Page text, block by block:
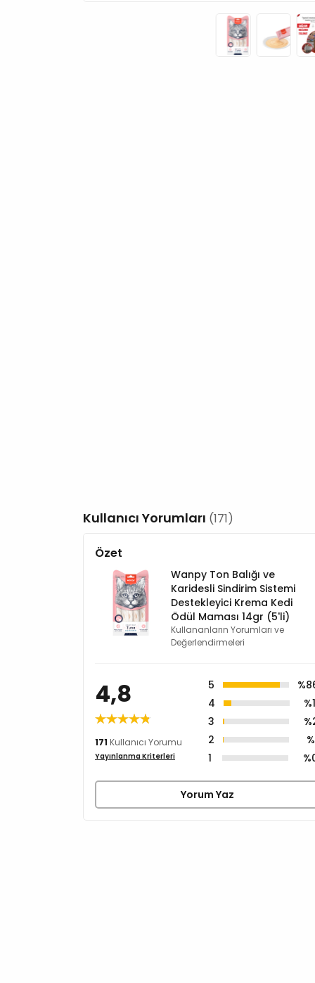
Kullanıcı Yorumları (171)
Özet
Wanpy Ton Balığı ve
Karidesli Sindirim Sistemi
Destekleyici Krema Kedi
Ödül Maması 14gr (5'li)
Kullananların Yorumları ve
Değerlendirmeleri
4,8
171 Kullanıcı Yorumu
Yayınlanma Kriterleri
5
4
3
2
1
Yorum Yaz